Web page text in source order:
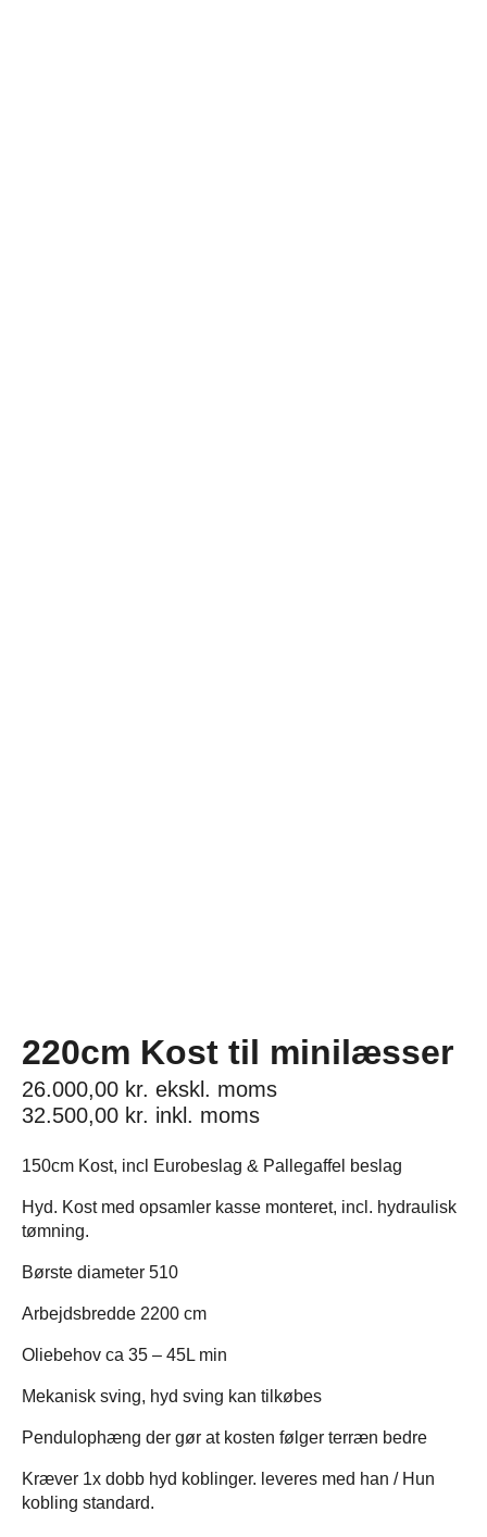
220cm Kost til minilæsser
26.000,00 kr. ekskl. moms
32.500,00 kr. inkl. moms
150cm Kost, incl Eurobeslag & Pallegaffel beslag
Hyd. Kost med opsamler kasse monteret, incl. hydraulisk
tømning.
Børste diameter 510
Arbejdsbredde 2200 cm
Oliebehov ca 35 – 45L min
Mekanisk sving, hyd sving kan tilkøbes
Pendulophæng der gør at kosten følger terræn bedre
Kræver 1x dobb hyd koblinger. leveres med han / Hun
kobling standard.